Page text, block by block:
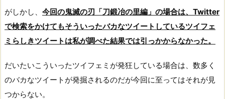
がしかし、 今回の鬼滅の刃「刀鍛冶の里編」の場合は、Twitter
で検索をかけてもそういったバカなツイートしているツイフェ
ミらしきツイートは私が調べた結果では引っかからなかった。
だいたいこういったツイフェミが発狂している場合は、数多く
のバカなツイートが発掘されるのだが今回に至ってはそれが見
つからない。